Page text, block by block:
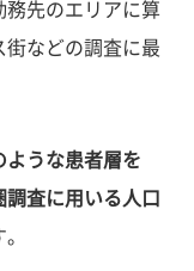
務先のエリアに算
街などの調査に最
ような患者層を
調査に用いる人口